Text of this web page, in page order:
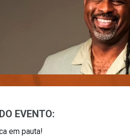
EVENTO:
em pauta!